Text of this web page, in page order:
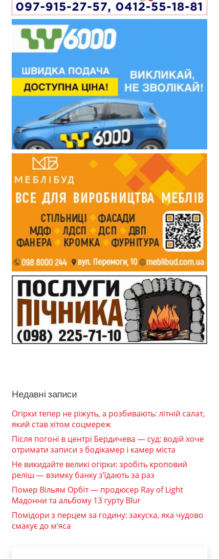
Недавні записи
Огірки тепер не ріжуть, а розбивають: літній салат,
який став хітом соцмереж
Після погоні в центрі Бердичева — суд: водій хоче
отримати записи з бодікамер і камер міста
Не викидайте великі огірки: зробіть кроповий
реліш — взимку банку з’їдають за раз
Помер Вільям Орбіт — продюсер Ray of Light
Мадонни та альбому 13 гурту Blur
Помідори з перцем за годину: закуска, яка чудово
смакує до м’яса